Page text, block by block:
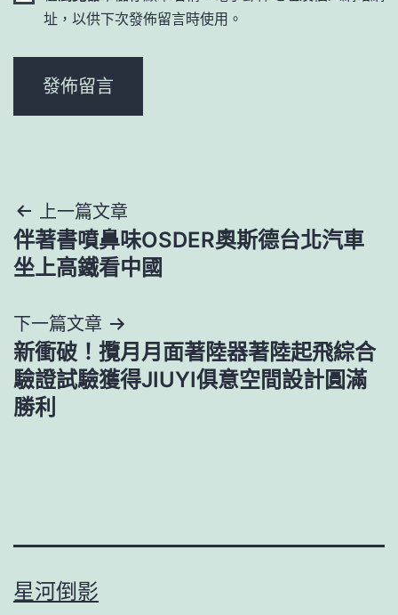
址，以供下次發佈留言時使用。
文
章
覽
上一篇文章
伴著書噴鼻味OSDER奧斯德台北汽車
坐上高鐵看中國
下一篇文章
新衝破！攬月月面著陸器著陸起飛綜合
驗證試驗獲得JIUYI俱意空間設計圓滿
勝利
星河倒影